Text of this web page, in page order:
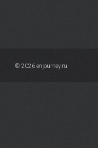
© 2026 enjourney.ru